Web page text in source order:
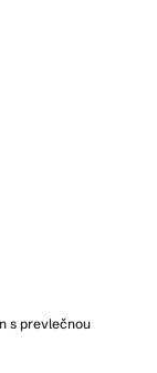
s prevlečnou